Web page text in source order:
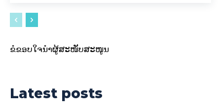
ຂໍຂອບໃຈນຳຜູ້ສະໜັບສະໜູນ
Latest posts